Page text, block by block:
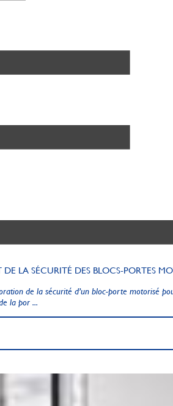
LA SÉCURITÉ DES BLOCS-PORTES
de la sécurité d’un bloc-porte motorisé
la por ...